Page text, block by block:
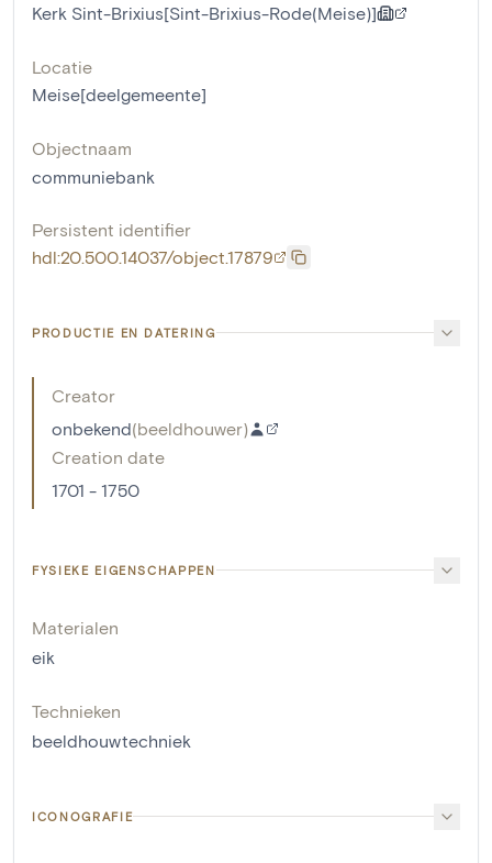
Kerk Sint-Brixius[Sint-Brixius-Rode(Meise)]
Locatie
Meise[deelgemeente]
Objectnaam
communiebank
Persistent identifier
hdl:20.500.14037/object.17879
PRODUCTIE EN DATERING
Creator
onbekend(beeldhouwer)
Creation date
1701 - 1750
FYSIEKE EIGENSCHAPPEN
Materialen
eik
Technieken
beeldhouwtechniek
ICONOGRAFIE